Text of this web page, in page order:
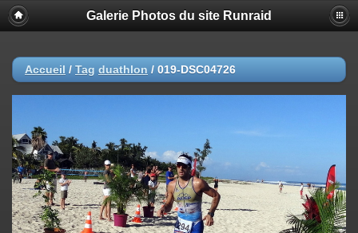
Galerie Photos du site Runraid
Accueil / Tag duathlon / 019-DSC04726